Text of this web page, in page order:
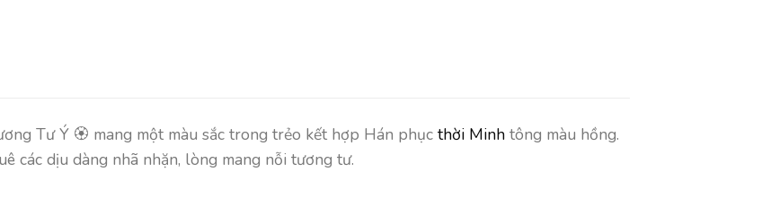
Tư Ý 🏵️ mang một màu sắc trong trẻo kết hợp Hán phục thời Minh tông màu hồng.
các dịu dàng nhã nhặn, lòng mang nỗi tương tư.